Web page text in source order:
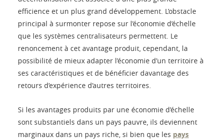
efficience et un plus grand développement. L’obstacle
principal à surmonter repose sur l’économie d’échelle
que les systèmes centralisateurs permettent. Le
renoncement à cet avantage produit, cependant, la
possibilité de mieux adapter l’économie d’un territoire à
ses caractéristiques et de bénéficier davantage des
retours d’expérience d’autres territoires.
Si les avantages produits par une économie d’échelle
sont substantiels dans un pays pauvre, ils deviennent
marginaux dans un pays riche, si bien que les pays